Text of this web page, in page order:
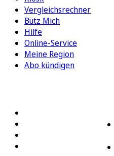
Vergleichsrechner
Bütz Mich
Hilfe
Online-Service
Meine Region
Abo kündigen